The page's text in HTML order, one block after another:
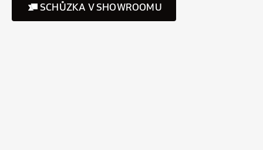
SCHŮZKA V SHOWROOMU